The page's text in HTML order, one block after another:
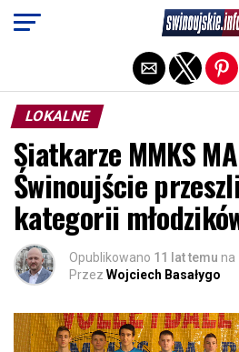
LOKALNE
Siatkarze MMKS
Świnoujście
kategorii
Opublikowano 11 lat temu na
Przez Wojciech Basałygo
Exit mobile